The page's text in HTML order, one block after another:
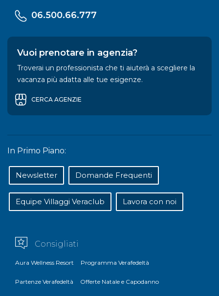
06.500.66.777
Vuoi prenotare in agenzia?
Troverai un professionista che ti aiuterà a scegliere la
vacanza più adatta alle tue esigenze.
CERCA AGENZIE
In Primo Piano:
Newsletter Domande Frequenti
Equipe Villaggi Veraclub Lavora con noi
Consigliati
Aura Wellness Resort Programma Verafedeltà
Partenze Verafedeltà Offerte Natale e Capodanno